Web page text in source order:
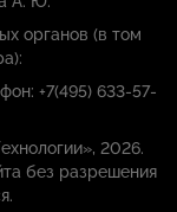
органов (в том
+7(495) 633-57-
2026.
без разрешения